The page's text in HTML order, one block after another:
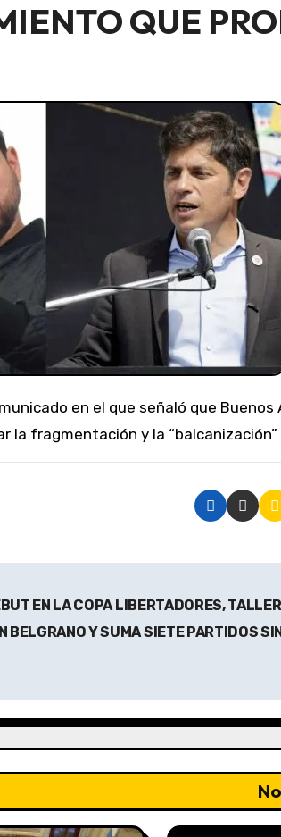
QUE
la fragmentación y la “balcanización”
EN LA COPA LIBERTADORES,
BELGRANO Y SUMA SIETE PARTIDOS